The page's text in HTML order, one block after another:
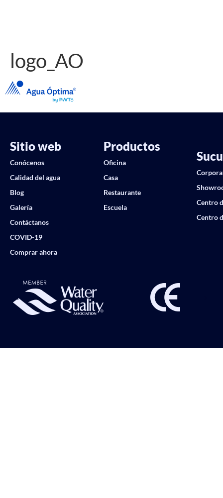
logo_AO
Sitio web
Conócenos
Calidad del agua
Blog
Galería
Contáctanos
COVID-19
Comprar ahora
Productos
Oficina
Casa
Restaurante
Escuela
Centro
Centro